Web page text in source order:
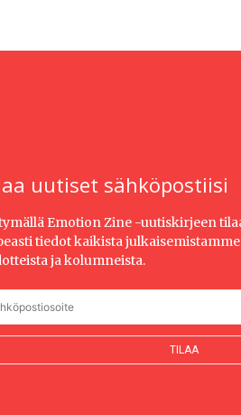
uutiset sähköpostiisi
Emotion Zine -uutiskirjeen
tiedot kaikista
ja kolumneista.